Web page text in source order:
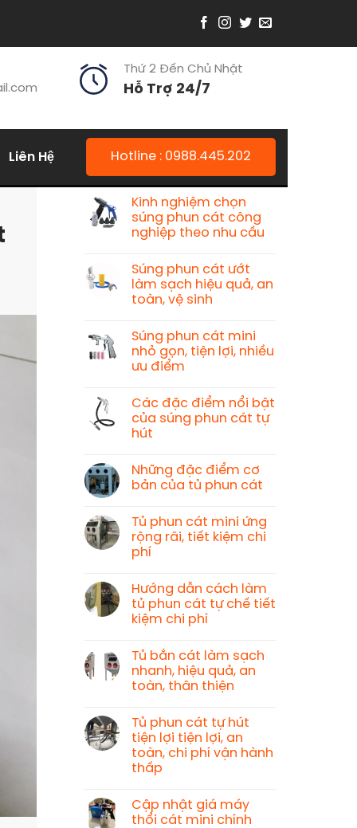
Thứ 2 Đến Chủ Nhật
Hỗ Trợ 24/7
Liên Hệ Hotline : 0988.445.202
Bài Viết Mới
Kinh nghiệm chọn
súng phun cát công
nghiệp theo nhu cầu
Súng phun cát ướt
làm sạch hiệu quả, an
toàn, vệ sinh
Súng phun cát mini
nhỏ gọn, tiện lợi, nhiều
ưu điểm
Các đặc điểm nổi bật
của súng phun cát tự
hút
Những đặc điểm cơ
bản của tủ phun cát
Tủ phun cát mini ứng
rộng rãi, tiết kiệm chi
phí
Hướng dẫn cách làm
tủ phun cát tự chế tiết
kiệm chi phí
Tủ bắn cát làm sạch
nhanh, hiệu quả, an
toàn, thân thiện
Tủ phun cát tự hút
tiện lợi tiện lợi, an
toàn, chi phí vận hành
thấp
Cập nhật giá máy
thổi cát mini chính